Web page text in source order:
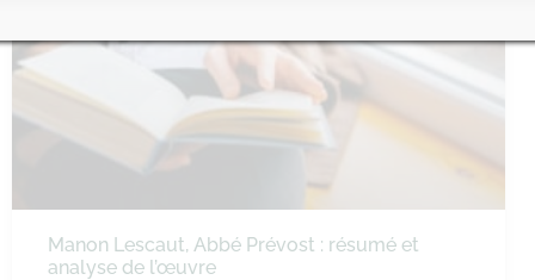
Manon Lescaut, Abbé Prévost : résumé et
analyse de l’œuvre